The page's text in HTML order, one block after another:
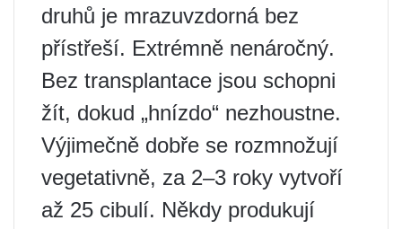
druhů je mrazuvzdorná bez
přístřeší. Extrémně nenáročný.
Bez transplantace jsou schopni
žít, dokud „hnízdo“ nezhoustne.
Výjimečně dobře se rozmnožují
vegetativně, za 2–3 roky vytvoří
až 25 cibulí. Někdy produkují